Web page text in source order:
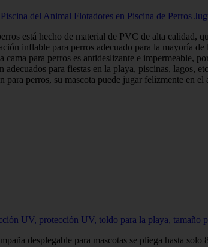
del Animal Flotadores en Piscina de Perros
está hecho de material de PVC de alta calidad,
inflable para perros adecuado para la mayoría de
para perros es antideslizante e impermeable,
para fiestas en la playa, piscinas, lagos,
perros, su mascota puede jugar felizmente en el
UV, protección UV, toldo para la playa, tamaño
desplegable para mascotas se pliega hasta